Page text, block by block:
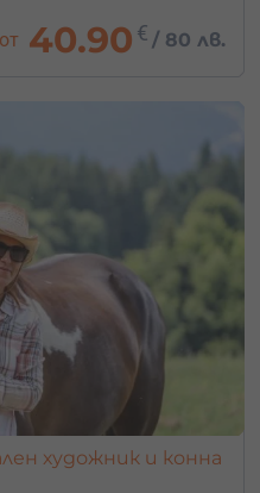
от 40.90 € /80 лв.
художник и конна